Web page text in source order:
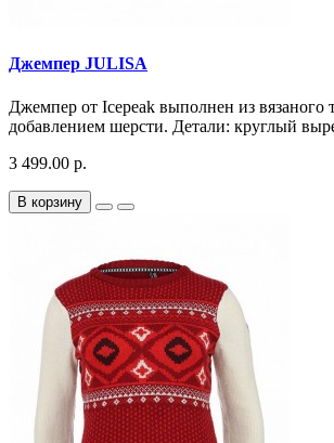
Джемпер JULISA
Джемпер от Icepeak выполнен из вязаного
добавлением шерсти. Детали: круглый
3 499.00 р.
В корзину